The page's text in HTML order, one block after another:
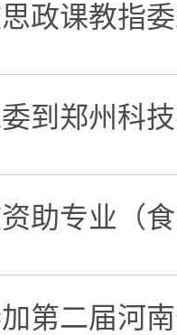
政课教指
到郑州科
助专业（
第二届河